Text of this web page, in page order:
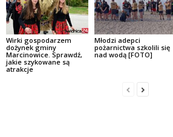
Wirki gospodarzem
dożynek gminy
Marcinowice. Sprawdź,
jakie szykowane są
atrakcje
Młodzi adepci
pożarnictwa szkolili się
nad wodą [FOTO]